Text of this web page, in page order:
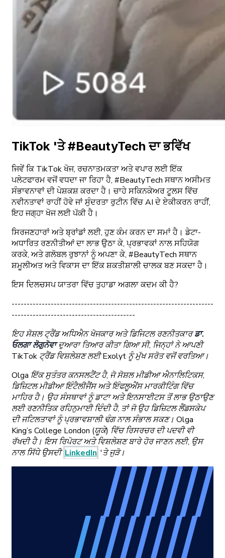
TikTok 'ਤੇ #BeautyTech ਦਾ ਭਵਿੱਖ
ਜਿਵੇਂ ਕਿ TikTok ਖੋਜ, ਰਚਨਾਤਮਕਤਾ ਅਤੇ ਵਪਾਰ ਲਈ ਇੱਕ
ਪਲੇਟਫਾਰਮ ਵਜੋਂ ਵਧਦਾ ਜਾ ਰਿਹਾ ਹੈ, #BeautyTech ਸਥਾਨ ਅਸੀਮਤ
ਸੰਭਾਵਨਾਵਾਂ ਦੀ ਪੇਸ਼ਕਸ਼ ਕਰਦਾ ਹੈ। ਚਾਹੇ ਸਕਿਨਕੇਅਰ ਟੂਲਸ ਵਿੱਚ
ਨਵੀਨਤਾਵਾਂ ਰਾਹੀਂ ਹੋਵੇ ਜਾਂ ਸੁੰਦਰਤਾ ਰੁਟੀਨ ਵਿੱਚ AI ਦੇ ਏਕੀਕਰਨ ਰਾਹੀਂ,
ਇਹ ਜਗ੍ਹਾ ਖੋਜ ਲਈ ਪੱਕੀ ਹੈ।
ਸਿਰਜਣਹਾਰਾਂ ਅਤੇ ਬ੍ਰਾਂਡਾਂ ਲਈ, ਹੁਣ ਕੰਮ ਕਰਨ ਦਾ ਸਮਾਂ ਹੈ। ਡੇਟਾ-
ਅਧਾਰਿਤ ਰਣਨੀਤੀਆਂ ਦਾ ਲਾਭ ਉਠਾ ਕੇ, ਪ੍ਰਭਾਵਕਾਂ ਨਾਲ ਸਹਿਯੋਗ
ਕਰਕੇ, ਅਤੇ ਗਲੋਬਲ ਰੁਝਾਨਾਂ ਨੂੰ ਅਪਣਾ ਕੇ, #BeautyTech ਸਥਾਨ
ਸ਼ਮੂਲੀਅਤ ਅਤੇ ਵਿਕਾਸ ਦਾ ਇੱਕ ਸ਼ਕਤੀਸ਼ਾਲੀ ਚਾਲਕ ਬਣ ਸਕਦਾ ਹੈ।
ਇਸ ਦਿਲਚਸਪ ਯਾਤਰਾ ਵਿੱਚ ਤੁਹਾਡਾ ਅਗਲਾ ਕਦਮ ਕੀ ਹੈ?
-------------------------------------------------------------------
-----------------------------------------
ਇਹ ਸੋਸ਼ਲ ਟ੍ਰੈਂਡ ਅਧਿਐਨ ਖੋਜਕਾਰ ਅਤੇ ਡਿਜਿਟਲ ਰਣਨੀਤਕਾਰਡਾ.
ਓਲਗਾ ਲੋਗੁਨੋਵਾਦੁਆਰਾ ਤਿਆਰ ਕੀਤਾ ਗਿਆ ਸੀ, ਜਿਨ੍ਹਾਂ ਨੇ ਆਪਣੀ
TikTok ਟ੍ਰੈਂਡ ਵਿਸ਼ਲੇਸ਼ਣ ਲਈ Exolyt ਨੂੰ ਮੁੱਖ ਸਰੋਤ ਵਜੋਂ ਵਰਤਿਆ।
Olga ਇੱਕ ਸੁਤੰਤਰ ਕਨਸਲਟੈਂਟ ਹੈ, ਜੋ ਸੋਸ਼ਲ ਮੀਡੀਆ ਐਨਾਲਿਟਿਕਸ,
ਡਿਜ਼ਿਟਲ ਮੀਡੀਆ ਇੰਟੈਲੀਜੈਂਸ ਅਤੇ ਇੰਫਲੂਐਂਸ ਮਾਰਕੀਟਿੰਗ ਵਿੱਚ
ਮਾਹਿਰ ਹੈ। ਉਹ ਸੰਸਥਾਵਾਂ ਨੂੰ ਡਾਟਾ ਅਤੇ ਇਨਸਾਈਟਸ ਤੋਂ ਲਾਭ ਉਠਾਉਣ
ਲਈ ਰਣਨੀਤਿਕ ਰਹਿਨੁਮਾਈ ਦਿੰਦੀ ਹੈ, ਤਾਂ ਜੋ ਉਹ ਡਿਜ਼ਿਟਲ ਲੈਂਡਸਕੇਪ
ਦੀ ਜਟਿਲਤਾਵਾਂ ਨੂੰ ਪ੍ਰਭਾਵਸ਼ਾਲੀ ਢੰਗ ਨਾਲ ਸੰਭਾਲ ਸਕਣ। Olga
King’s College London (ਯੂਕੇ) ਵਿੱਚ ਰਿਸਰਚਰ ਦੀ ਪਦਵੀ ਵੀ
ਰੱਖਦੀ ਹੈ। ਇਸ ਰਿਪੋਰਟ ਅਤੇ ਵਿਸ਼ਲੇਸ਼ਣ ਬਾਰੇ ਹੋਰ ਜਾਣਨ ਲਈ, ਉਸ
ਨਾਲ ਸਿੱਧੇ ਉਸਦੀ LinkedIn 'ਤੇ ਜੁੜੋ।